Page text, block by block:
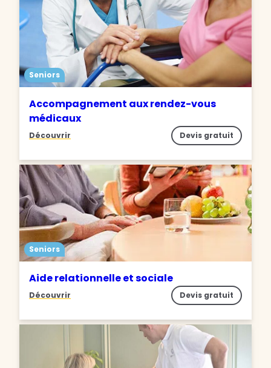
Seniors
Accompagnement aux rendez-vous
médicaux
Découvrir Devis gratuit
Seniors
Aide relationnelle et sociale
Découvrir Devis gratuit